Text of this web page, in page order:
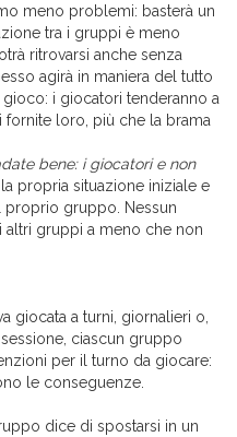
meno problemi: basterà un
tra i gruppi è meno
ritrovarsi anche senza
agirà in maniera del tutto
i giocatori tenderanno a
loro, più che la brama
bene: i giocatori e non
propria situazione iniziale e
gruppo. Nessun
gruppi a meno che non
giocata a turni, giornalieri o,
ciascun gruppo
per il turno da giocare:
le conseguenze.
dice di spostarsi in un